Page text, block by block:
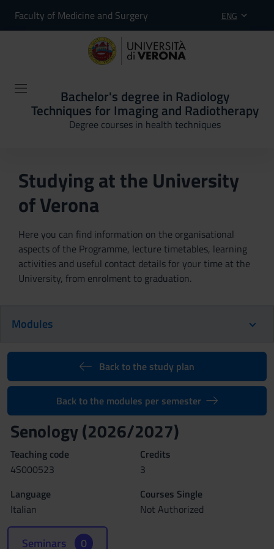
Faculty of Medicine and Surgery ENG
Bachelor's degree in Radiology
Techniques for Imaging and Radiotherapy
Degree courses in health techniques
Studying at the University
of Verona
Here you can find information on the organisational
aspects of the Programme, lecture timetables, learning
activities and useful contact details for your time at the
University, from enrolment to graduation.
Modules
Back to the study plan
Back to the modules per semester
Senology (2026/2027)
Teaching code
4S000523
Credits
3
Language
Italian
Courses Single
Not Authorized
Seminars 0